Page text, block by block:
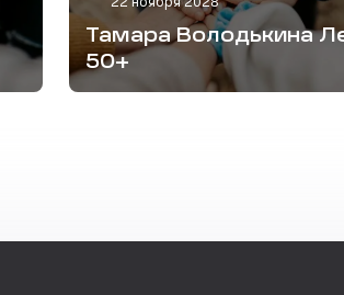
22 ноября 2028
Тамара Володькина
50+